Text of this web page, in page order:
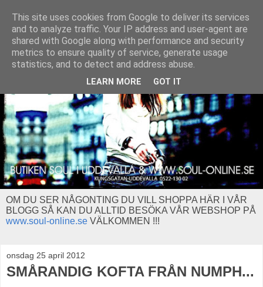
OM DU SER NÅGONTING DU VILL SHOPPA HÄR I VÅR
BLOGG SÅ KAN DU ALLTID BESÖKA VÅR WEBSHOP PÅ
www.soul-online.se VÄLKOMMEN !!!
onsdag 25 april 2012
SMÅRANDIG KOFTA FRÅN NUMPH...
This site uses cookies from Google to deliver its services
and to analyze traffic. Your IP address and user-agent are
shared with Google along with performance and security
metrics to ensure quality of service, generate usage
statistics, and to detect and address abuse.
LEARN MORE GOT IT